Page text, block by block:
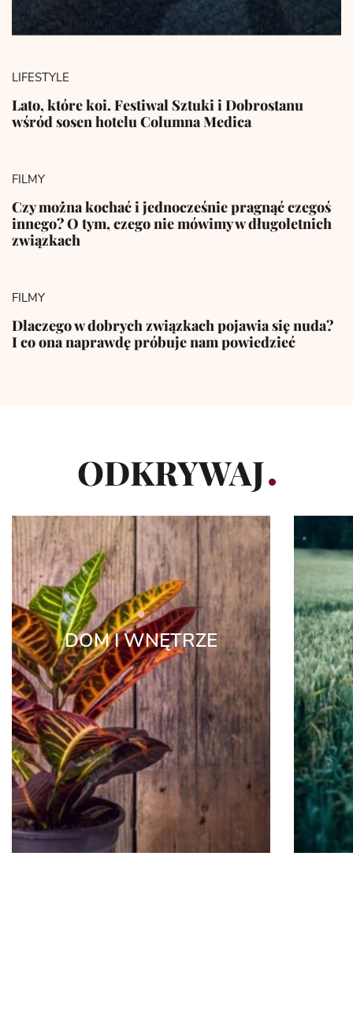
LIFESTYLE
Lato, które koi. Festiwal Sztuki i Dobrostanu
wśród sosen hotelu Columna Medica
FILMY
Czy można kochać i jednocześnie pragnąć czegoś
innego? O tym, czego nie mówimy w długoletnich
związkach
FILMY
Dlaczego w dobrych związkach pojawia się nuda?
I co ona naprawdę próbuje nam powiedzieć
ODKRYWAJ
DOM I WNĘTRZE